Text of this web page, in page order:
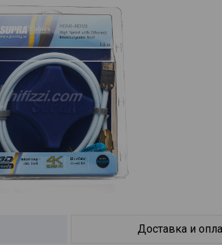
Доставка и